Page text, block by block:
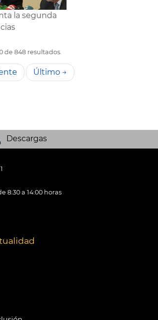
la segunda
de 848 resultados.
Último →
Descargas
8:30 a 14:00 horas